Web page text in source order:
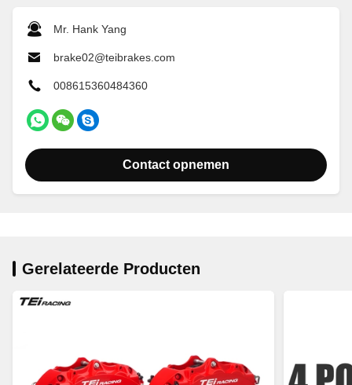
Mr. Hank Yang
brake02@teibrakes.com
008615360484360
Contact opnemen
Gerelateerde Producten